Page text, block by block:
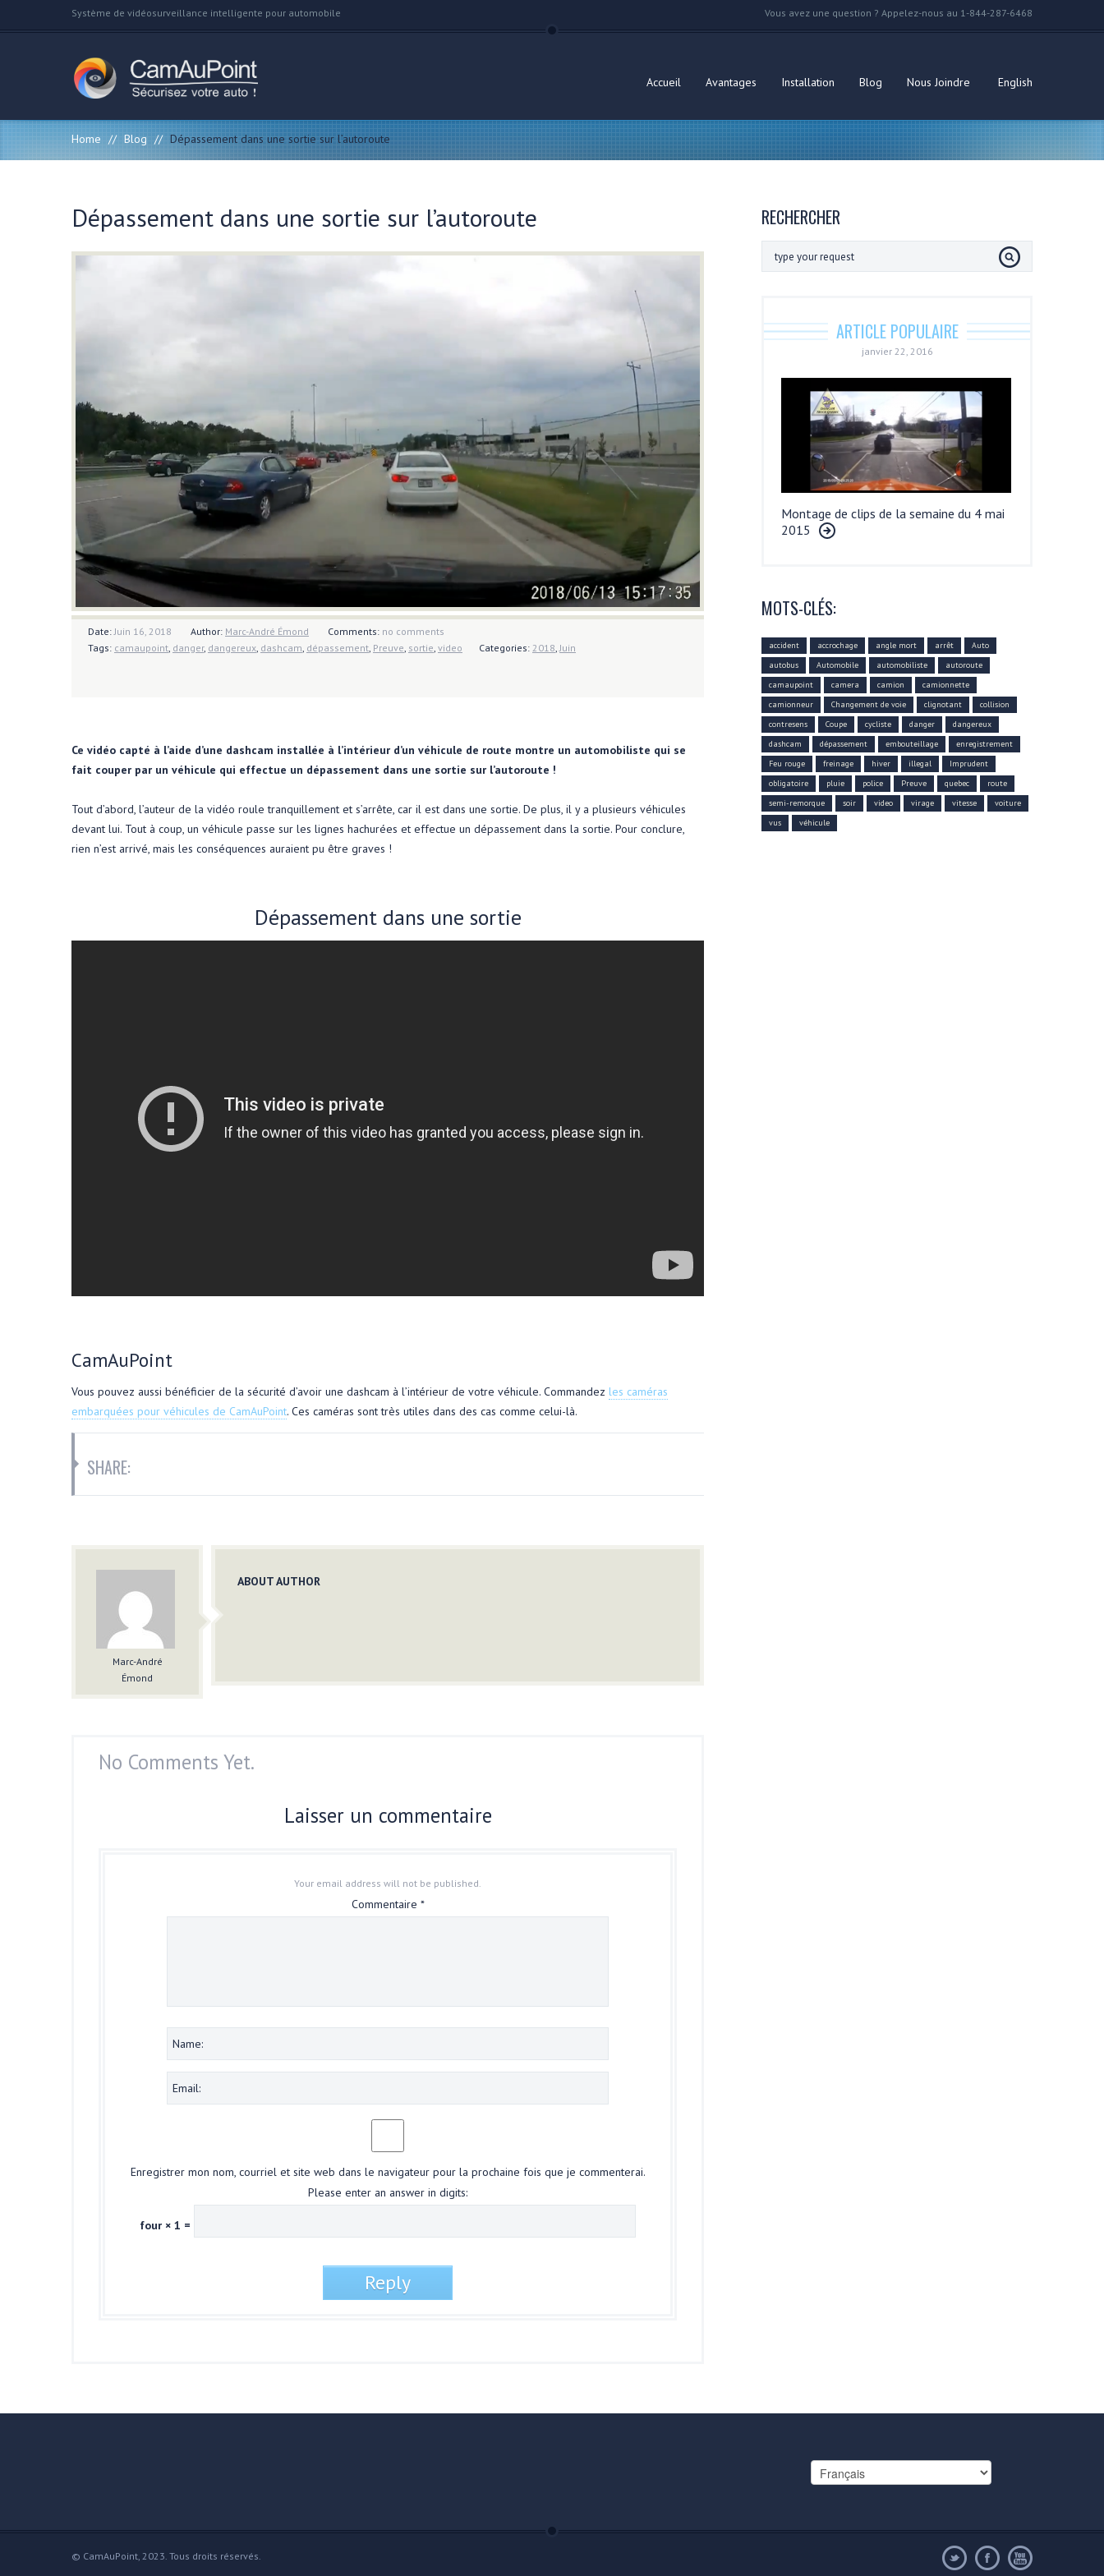
Système de vidéosurveillance intelligente pour automobile Vous avez une question ? Appelez-nous au 1-844-287-6468
Accueil Avantages Installation Blog Nous Joindre English
Home // Blog // Dépassement dans une sortie sur l’autoroute
Dépassement dans une sortie sur l’autoroute
Date: Juin 16, 2018 Author: Marc-André Émond Comments: no comments
Tags: camaupoint danger, dangereux dashcam dépassement Preuve sortie video Categories: 2018 Juin
Ce vidéo capté à l’aide d’une dashcam installée à l’intérieur d’un véhicule de route montre un automobiliste qui se
fait couper par un véhicule qui effectue un dépassement dans une sortie sur l’autoroute !
Tout d’abord, l’auteur de la vidéo roule tranquillement et s’arrête, car il est dans une sortie. De plus, il y a plusieurs véhicules
devant lui. Tout à coup, un véhicule passe sur les lignes hachurées et effectue un dépassement dans la sortie. Pour conclure,
rien n’est arrivé, mais les conséquences auraient pu être graves !
Dépassement dans une sortie
CamAuPoint
Vous pouvez aussi bénéficier de la sécurité d’avoir une dashcam à l’intérieur de votre véhicule. Commandez les caméras
embarquées pour véhicules de CamAuPoint. Ces caméras sont très utiles dans des cas comme celui-là.
SHARE:
Marc-André
Émond
ABOUT AUTHOR
No Comments Yet.
Laisser un commentaire
Your email address will not be published.
Commentaire *
Enregistrer mon nom, courriel et site web dans le navigateur pour la prochaine fois que je commenterai.
Please enter an answer in digits:
four × 1 =
RECHERCHER
ARTICLE POPULAIRE
janvier 22, 2016
Montage de clips de la semaine du 4 mai
2015
MOTS-CLÉS:
accident accrochage angle mort arrêt
Auto
autobus
Automobile automobiliste
autoroute
camaupoint
camera camion
camionnette
camionneur
Changement de voie clignotant
collision
contresens
Coupe cycliste danger
dangereux
dashcam
dépassement embouteillage
enregistrement
Feu rouge
freinage hiver illegal
Imprudent
obligatoire
pluie police Preuve quebec
route
semi-remorque
soir video virage vitesse
voiture
vus
véhicule
Choisir
une
© CamAuPoint, 2023. Tous droits réservés.